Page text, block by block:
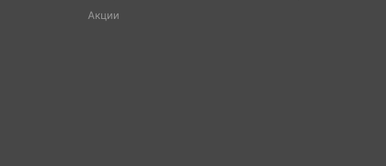
Акции